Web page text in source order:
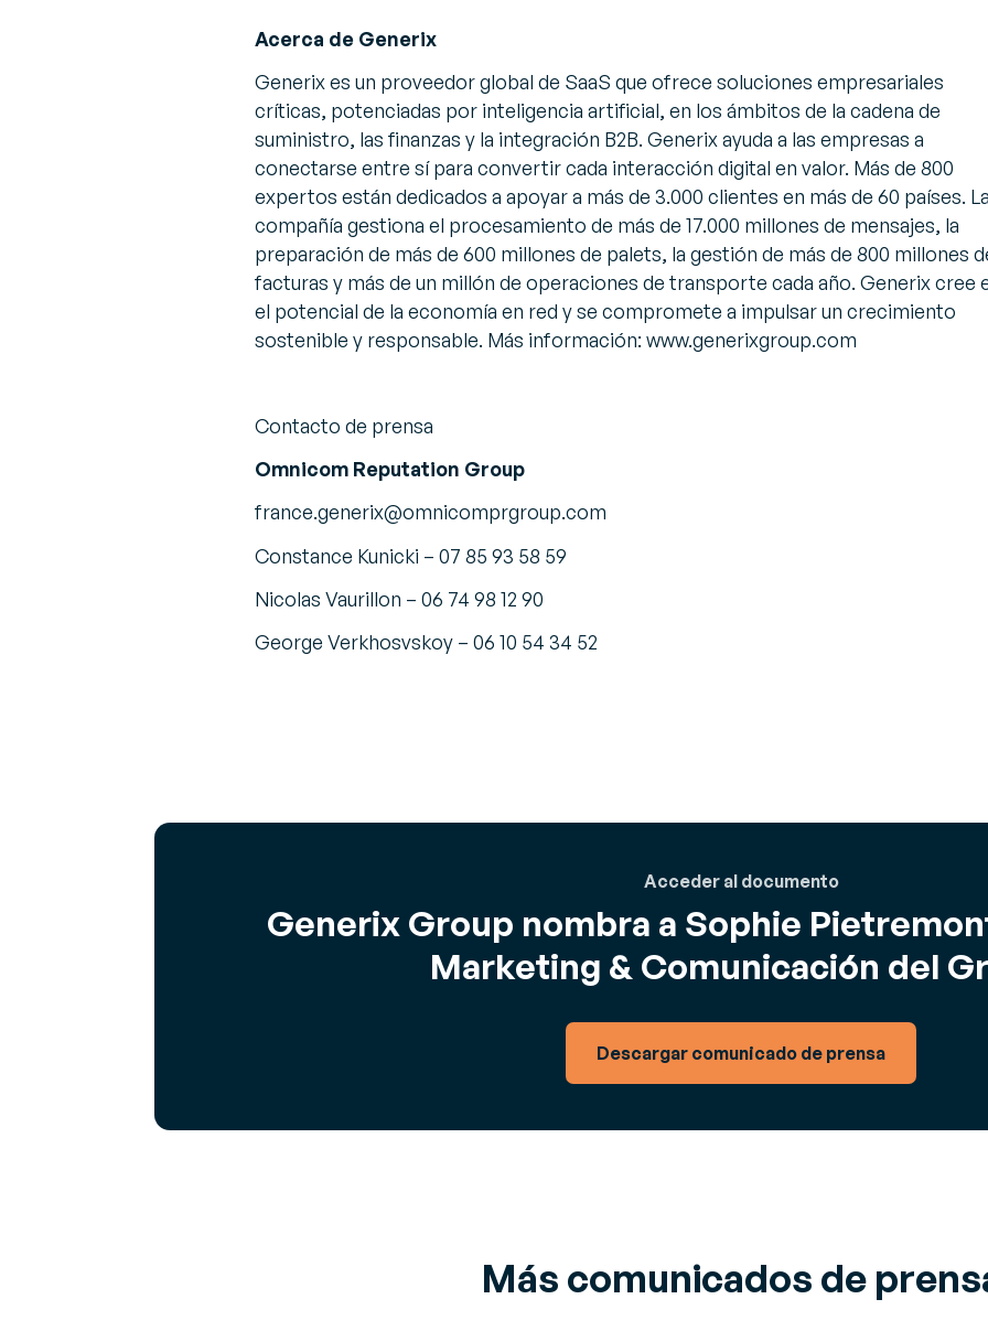
Acerca de Generix
Generix es un proveedor global de SaaS que ofrece soluciones empresariales
críticas, potenciadas por inteligencia artificial, en los ámbitos de la cadena de
suministro, las finanzas y la integración B2B. Generix ayuda a las empresas a
conectarse entre sí para convertir cada interacción digital en valor. Más de 800
expertos están dedicados a apoyar a más de 3.000 clientes en más de 60 países. La
compañía gestiona el procesamiento de más de 17.000 millones de mensajes, la
preparación de más de 600 millones de palets, la gestión de más de 800 millones
facturas y más de un millón de operaciones de transporte cada año. Generix cree
el potencial de la economía en red y se compromete a impulsar un crecimiento
sostenible y responsable. Más información: www.generixgroup.com
Contacto de prensa
Omnicom Reputation Group
france.generix@omnicomprgroup.com
Constance Kunicki – 07 85 93 58 59
Nicolas Vaurillon – 06 74 98 12 90
George Verkhosvskoy – 06 10 54 34 52
Acceder al documento
Generix Group nombra a Sophie
Marketing & Comunicación del
Descargar comunicado de prensa
Más comunicados de